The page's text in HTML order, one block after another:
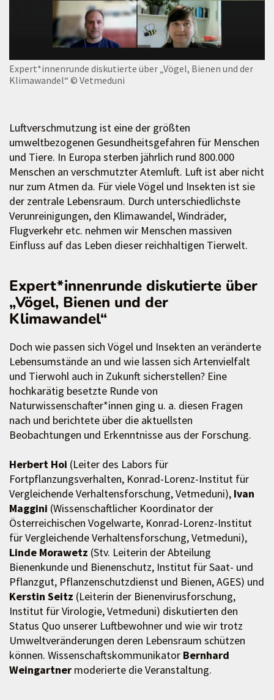
Expert*innenrunde diskutierte über „Vögel, Bienen und der
Klimawandel“ © Vetmeduni
Luftverschmutzung ist eine der größten
umweltbezogenen Gesundheitsgefahren für Menschen
und Tiere. In Europa sterben jährlich rund 800.000
Menschen an verschmutzter Atemluft. Luft ist aber nicht
nur zum Atmen da. Für viele Vögel und Insekten ist sie
der zentrale Lebensraum. Durch unterschiedlichste
Verunreinigungen, den Klimawandel, Windräder,
Flugverkehr etc. nehmen wir Menschen massiven
Einfluss auf das Leben dieser reichhaltigen Tierwelt.
Expert*innenrunde diskutierte über
„Vögel, Bienen und der
Klimawandel“
Doch wie passen sich Vögel und Insekten an veränderte
Lebensumstände an und wie lassen sich Artenvielfalt
und Tierwohl auch in Zukunft sicherstellen? Eine
hochkarätig besetzte Runde von
Naturwissenschafter*innen ging u. a. diesen Fragen
nach und berichtete über die aktuellsten
Beobachtungen und Erkenntnisse aus der Forschung.
Herbert Hoi (Leiter des Labors für
Fortpflanzungsverhalten, Konrad-Lorenz-Institut für
Vergleichende Verhaltensforschung, Vetmeduni), Ivan
Maggini (Wissenschaftlicher Koordinator der
Österreichischen Vogelwarte, Konrad-Lorenz-Institut
für Vergleichende Verhaltensforschung, Vetmeduni),
Linde Morawetz (Stv. Leiterin der Abteilung
Bienenkunde und Bienenschutz, Institut für Saat- und
Pflanzgut, Pflanzenschutzdienst und Bienen, AGES) und
Kerstin Seitz (Leiterin der Bienenvirusforschung,
Institut für Virologie, Vetmeduni) diskutierten den
Status Quo unserer Luftbewohner und wie wir trotz
Umweltveränderungen deren Lebensraum schützen
können. Wissenschaftskommunikator Bernhard
Weingartner moderierte die Veranstaltung.